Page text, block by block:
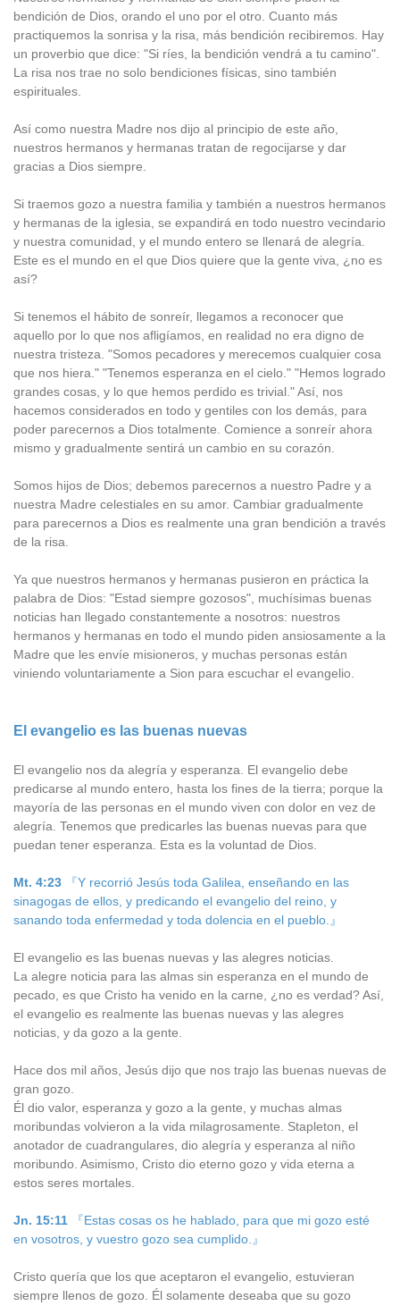
bendición de Dios, orando el uno por el otro. Cuanto más
practiquemos la sonrisa y la risa, más bendición recibiremos. Hay
un proverbio que dice: "Si ríes, la bendición vendrá a tu camino".
La risa nos trae no solo bendiciones físicas, sino también
espirituales.
Así como nuestra Madre nos dijo al principio de este año,
nuestros hermanos y hermanas tratan de regocijarse y dar
gracias a Dios siempre.
Si traemos gozo a nuestra familia y también a nuestros hermanos
y hermanas de la iglesia, se expandirá en todo nuestro vecindario
y nuestra comunidad, y el mundo entero se llenará de alegría.
Este es el mundo en el que Dios quiere que la gente viva, ¿no es
así?
Si tenemos el hábito de sonreír, llegamos a reconocer que
aquello por lo que nos afligíamos, en realidad no era digno de
nuestra tristeza. "Somos pecadores y merecemos cualquier cosa
que nos hiera." "Tenemos esperanza en el cielo." "Hemos logrado
grandes cosas, y lo que hemos perdido es trivial." Así, nos
hacemos considerados en todo y gentiles con los demás, para
poder parecernos a Dios totalmente. Comience a sonreír ahora
mismo y gradualmente sentirá un cambio en su corazón.
Somos hijos de Dios; debemos parecernos a nuestro Padre y a
nuestra Madre celestiales en su amor. Cambiar gradualmente
para parecernos a Dios es realmente una gran bendición a través
de la risa.
Ya que nuestros hermanos y hermanas pusieron en práctica la
palabra de Dios: "Estad siempre gozosos", muchísimas buenas
noticias han llegado constantemente a nosotros: nuestros
hermanos y hermanas en todo el mundo piden ansiosamente a la
Madre que les envíe misioneros, y muchas personas están
viniendo voluntariamente a Sion para escuchar el evangelio.
El evangelio es las buenas nuevas
El evangelio nos da alegría y esperanza. El evangelio debe
predicarse al mundo entero, hasta los fines de la tierra; porque la
mayoría de las personas en el mundo viven con dolor en vez de
alegría. Tenemos que predicarles las buenas nuevas para que
puedan tener esperanza. Esta es la voluntad de Dios.
Mt. 4:23
『Y recorrió Jesús toda Galilea, enseñando en las
sinagogas de ellos, y predicando el evangelio del reino, y
sanando toda enfermedad y toda dolencia en el pueblo.』
El evangelio es las buenas nuevas y las alegres noticias.
La alegre noticia para las almas sin esperanza en el mundo de
pecado, es que Cristo ha venido en la carne, ¿no es verdad? Así,
el evangelio es realmente las buenas nuevas y las alegres
noticias, y da gozo a la gente.
Hace dos mil años, Jesús dijo que nos trajo las buenas nuevas de
gran gozo.
Él dio valor, esperanza y gozo a la gente, y muchas almas
moribundas volvieron a la vida milagrosamente. Stapleton, el
anotador de cuadrangulares, dio alegría y esperanza al niño
moribundo. Asimismo, Cristo dio eterno gozo y vida eterna a
estos seres mortales.
Jn. 15:11
『Estas cosas os he hablado, para que mi gozo esté
en vosotros, y vuestro gozo sea cumplido.』
Cristo quería que los que aceptaron el evangelio, estuvieran
siempre llenos de gozo. Él solamente deseaba que su gozo